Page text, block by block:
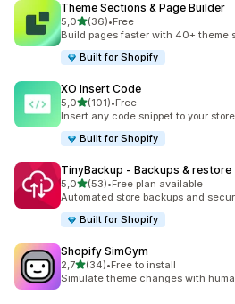
Theme Sections & Page Builder
5,0z 5 hvězd
(36)
Celkový počet recenzí: 36
•Free
Build pages faster with 40+ theme
Built for Shopify
XO Insert Code
5,0z 5 hvězd
(101)
Celkový počet recenzí: 101
•Free
Insert any code snippet to your store
Built for Shopify
TinyBackup ‑ Backups & restore
5,0z 5 hvězd
(53)
Celkový počet recenzí: 53
•Free plan available
Automated store backups and
Built for Shopify
Shopify SimGym
2,7z 5 hvězd
(34)
Celkový počet recenzí: 34
•Free to install
Simulate theme changes with